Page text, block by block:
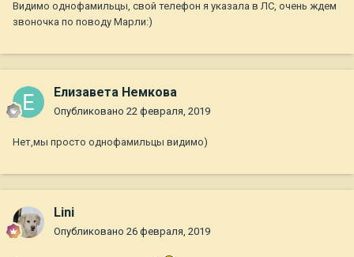
Видимо однофамильцы, свой телефон я указала в ЛС, очень ждем
звоночка по поводу Марли:)
Елизавета Немкова
Опубликовано 22 февраля, 2019
Нет,мы просто однофамильцы видимо)
Lini
Опубликовано 26 февраля, 2019